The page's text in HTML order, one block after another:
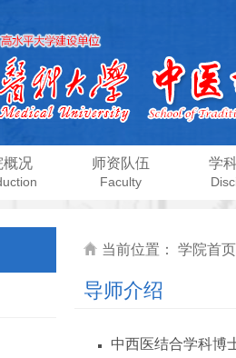
概况 师资队伍
Faculty
学
当前位置： 学院首页
导师介绍
中西医结合学科博